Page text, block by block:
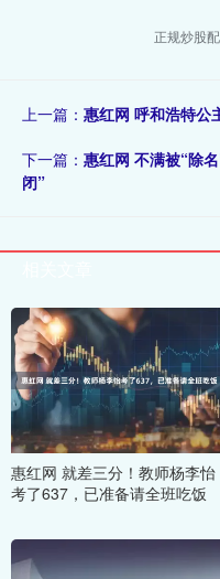
正规炒股
上一篇： 惠红网 呼和浩特公
下一篇： 惠红网 不满被“除
闭”
惠红网 就差三分！教师杨李怡
考了637，已准备请全班吃饭